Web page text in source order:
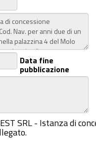
Data fine
pubblicazione
SRL - Istanza di